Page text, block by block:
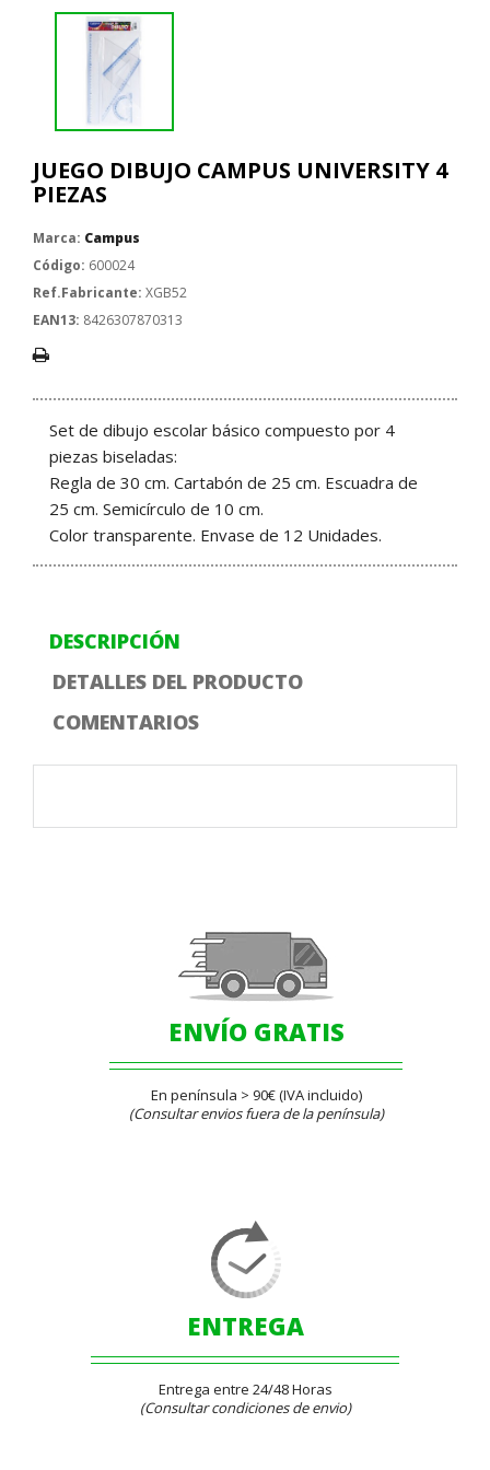
JUEGO DIBUJO CAMPUS UNIVERSITY 4
PIEZAS
Marca: Campus
Código: 600024
Ref.Fabricante: XGB52
EAN13: 8426307870313
Set de dibujo escolar básico compuesto por 4
piezas biseladas:
Regla de 30 cm. Cartabón de 25 cm. Escuadra de
25 cm. Semicírculo de 10 cm.
Color transparente. Envase de 12 Unidades.
DESCRIPCIÓN
DETALLES DEL PRODUCTO
COMENTARIOS
ENVÍO GRATIS
En península > 90€ (IVA incluido)
(Consultar envios fuera de la península)
ENTREGA
Entrega entre 24/48 Horas
(Consultar condiciones de envio)